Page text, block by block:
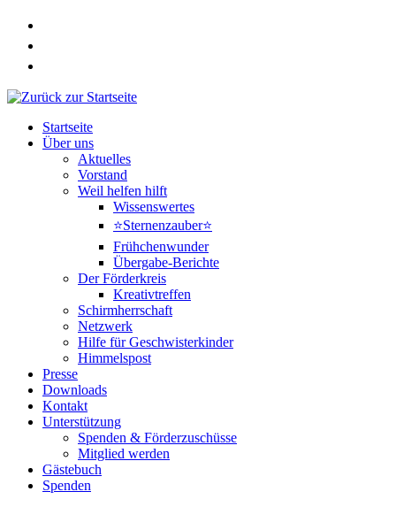
Zum
springen
Startseite
Über uns
Aktuelles
Vorstand
Weil helfen hilft
Wissenswertes
⭐Sternenzauber⭐
Frühchenwunder
Übergabe-Berichte
Der Förderkreis
Kreativtreffen
Schirmherrschaft
Netzwerk
Hilfe für Geschwisterkinder
Himmelspost
Presse
Downloads
Kontakt
Unterstützung
Spenden & Förderzuschüsse
Mitglied werden
Gästebuch
Spenden